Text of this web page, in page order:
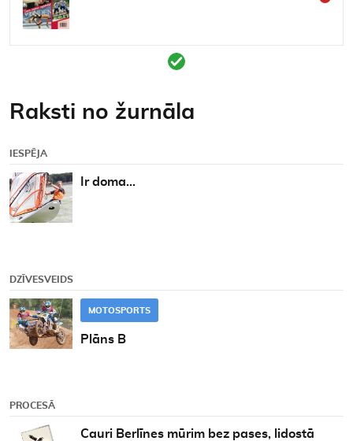
Raksti no žurnāla
IESPĒJA
Ir doma...
DZĪVESVEIDS
MOTOSPORTS
Plāns B
PROCESĀ
Cauri Berlīnes mūrim bez pases, lidostā